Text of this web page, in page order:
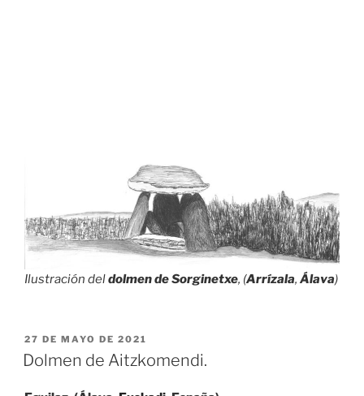
Ilustración deldolmen de Sorginetxe, (Arrízala, Álava)
PUBLICADO
EL
27 DE MAYO DE 2021
Dolmen de Aitzkomendi.